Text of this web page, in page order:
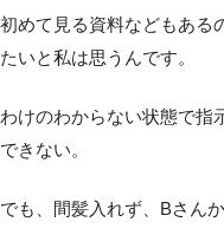
初めて見る資料などもある
たいと私は思うんです。
わけのわからない状態で指
できない。
でも、間髪入れず、Bさん